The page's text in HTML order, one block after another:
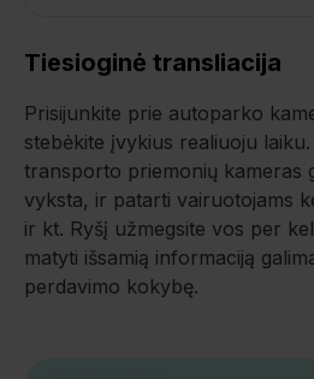
Tiesioginė transliacija
Prisijunkite prie autoparko
stebėkite įvykius realiuoju
transporto priemonių kameras
vyksta, ir patarti vairuotojams
ir kt. Ryšį užmegsite vos per
matyti išsamią informaciją
perdavimo kokybę.